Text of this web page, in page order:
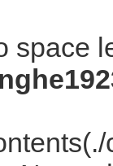
space